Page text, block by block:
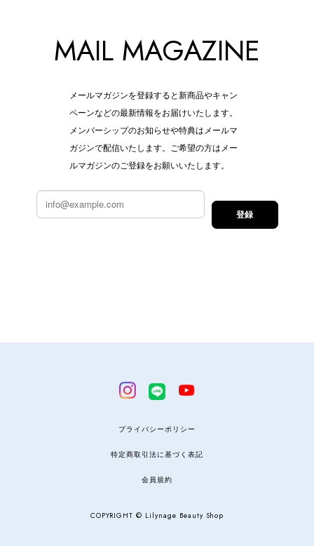
MAIL MAGAZINE
メールマガジンを登録すると新商品やキャン
ペーンなどの最新情報をお届けいたします。
メンバーシップのお知らせや特典はメールマ
ガジンで配信いたします。ご希望の方はメー
ルマガジンのご登録をお願いいたします。
登録
プライバシーポリシー
特定商取引法に基づく表記
会員規約
COPYRIGHT © Lilynage Beauty Shop